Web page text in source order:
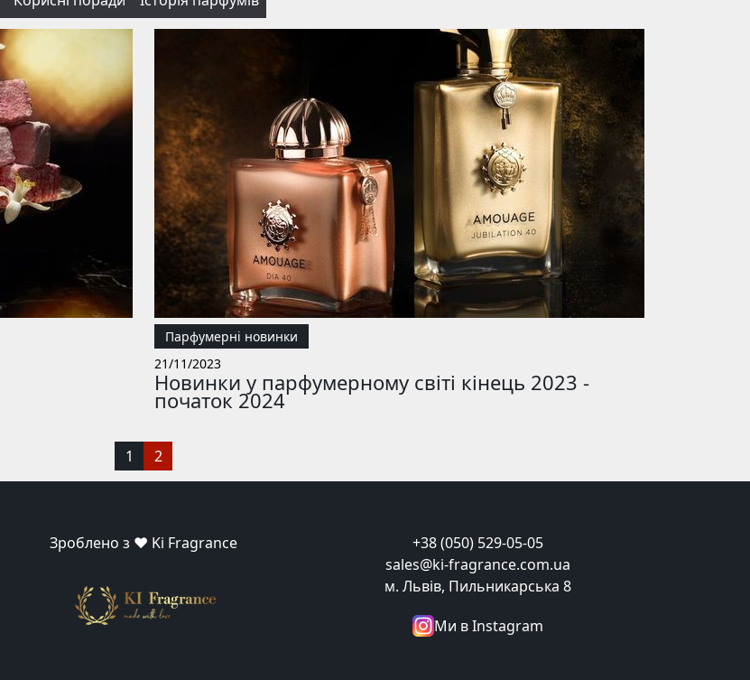
Парфумерні новинки
21/11/2023
Новинки у парфумерному світі кінець 2023 -
початок 2024
1 2
Зроблено з ❤️ Ki Fragrance
+38 (050) 529-05-05
sales@ki-fragrance.com.ua
м. Львів, Пильникарська 8
Ми в Instagram